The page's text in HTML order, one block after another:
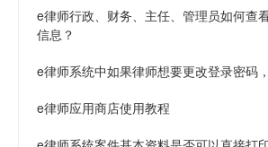
e律师行政、财务、主任、管理员如何查
信息？
e律师系统中如果律师想要更改登录密码
e律师应用商店使用教程